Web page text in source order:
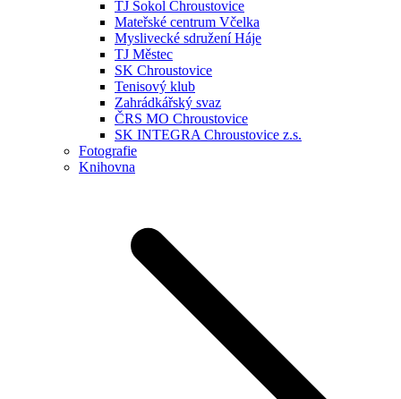
TJ Sokol Chroustovice
Mateřské centrum Včelka
Myslivecké sdružení Háje
TJ Městec
SK Chroustovice
Tenisový klub
Zahrádkářský svaz
ČRS MO Chroustovice
SK INTEGRA Chroustovice z.s.
Fotografie
Knihovna